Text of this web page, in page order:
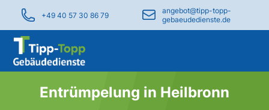
+49 40 57 30 86 79
angebot@tipp-topp-
gebaeudedienste.de
Entrümpelung in Heilbronn